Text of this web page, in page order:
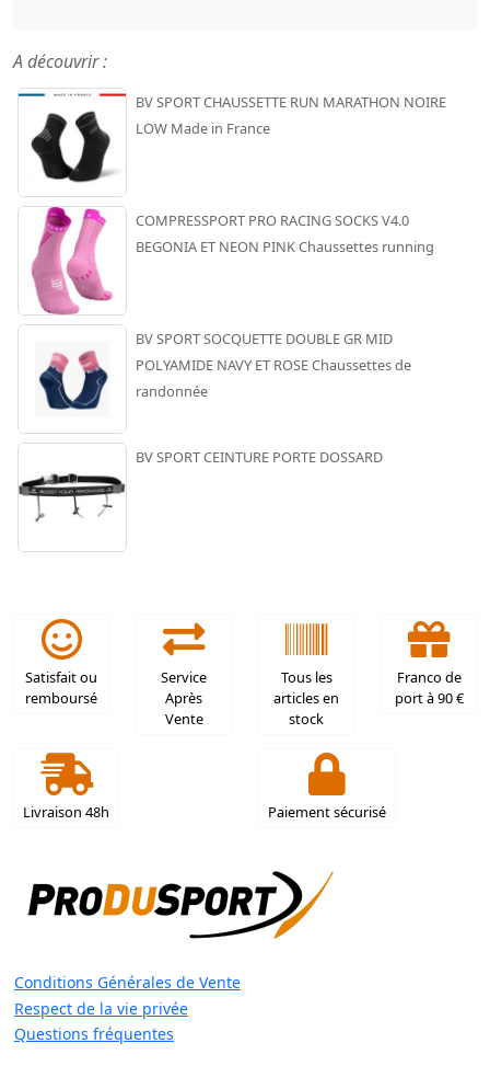
A découvrir :
BV SPORT CHAUSSETTE RUN MARATHON NOIRE
LOW Made in France
COMPRESSPORT PRO RACING SOCKS V4.0
BEGONIA ET NEON PINK Chaussettes running
BV SPORT SOCQUETTE DOUBLE GR MID
POLYAMIDE NAVY ET ROSE Chaussettes de
randonnée
BV SPORT CEINTURE PORTE DOSSARD
Satisfait ou
remboursé
Service
Après
Vente
Tous les
articles en
stock
Franco de
port à 90 €
Livraison 48h Paiement sécurisé
Conditions Générales de Vente
Respect de la vie privée
Questions fréquentes